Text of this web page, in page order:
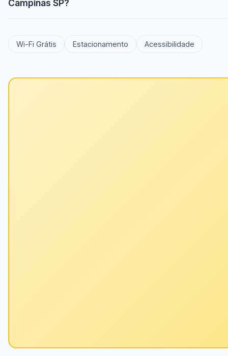
Campinas SP?
Wi-Fi Grátis Estacionamento Acessibilidade